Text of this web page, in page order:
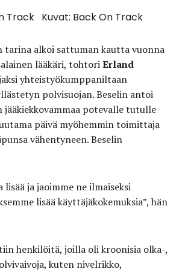
Track Kuvat: Back On Track
tarina alkoi sattuman kautta vuonna
lääkäri, tohtoriErland
yhteistyökumppaniltaan
polvisuojan. Beselin antoi
jääkiekkovammaa potevalle tutulle
päivä myöhemmin toimittaja
vähentyneen. Beselin
lisää ja jaoimme ne ilmaiseksi
lisää käyttäjäkokemuksia”, hän
henkilöitä, joilla oli kroonisia olka-,
kuten nivelrikko,